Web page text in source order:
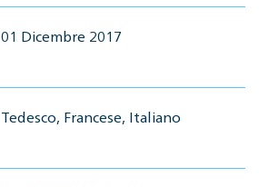
01 Dicembre 2017
Tedesco, Francese, Italiano